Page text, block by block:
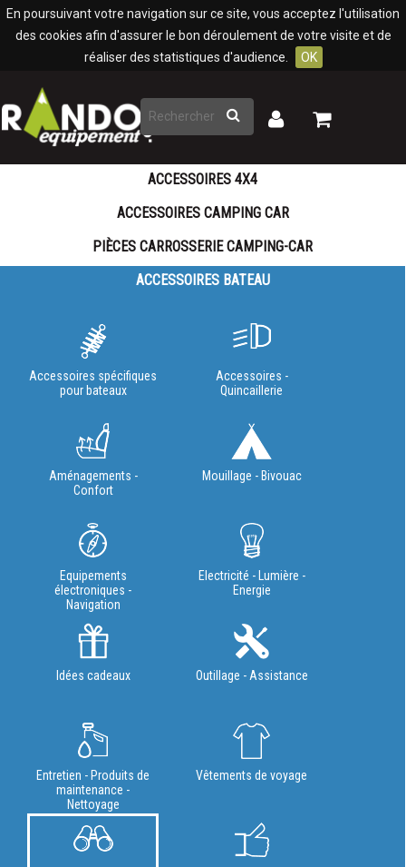
En poursuivant votre navigation sur ce site, vous acceptez l'utilisation
des cookies afin d'assurer le bon déroulement de votre visite et de
réaliser des statistiques d'audience.
OK
Rechercher
Mon
Mon
ACCESSOIRES 4X4
ACCESSOIRES CAMPING CAR
PIÈCES CARROSSERIE CAMPING-CAR
ACCESSOIRES BATEAU
Accessoires spécifiques
pour bateaux
Accessoires -
Quincaillerie
Aménagements -
Confort
Mouillage - Bivouac
Equipements
électroniques -
Navigation
Electricité - Lumière -
Energie
Idées cadeaux Outillage - Assistance
Entretien - Produits de
maintenance -
Nettoyage
Vêtements de voyage
Panneau de gestion des cookies